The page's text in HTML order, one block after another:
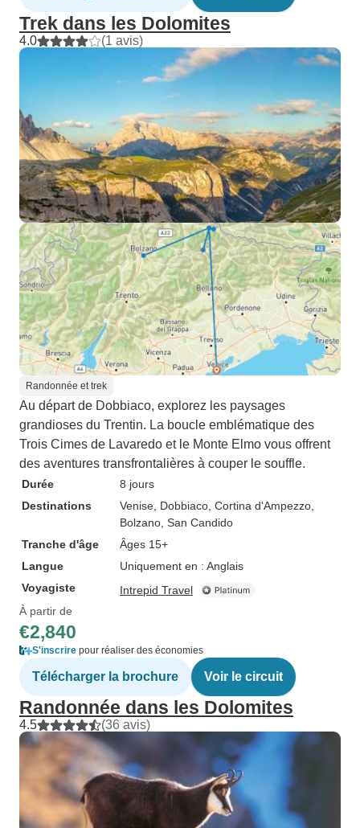
Trek dans les Dolomites
4.0 (1 avis)
Randonnée et trek
Au départ de Dobbiaco, explorez les paysages
grandioses du Trentin. La boucle emblématique des
Trois Cimes de Lavaredo et le Monte Elmo vous offrent
des aventures transfrontalières à couper le souffle.
Durée
8 jours
Destinations
Venise , Dobbiaco , Cortina d'Ampezzo
Bolzano , San Candido
Tranche d'âge
Âges 15+
Langue
Uniquement en : Anglais
Voyagiste
Intrepid Travel
À partir de
€2,840
S'inscrire pour réaliser des économies
Télécharger la brochure Voir le circuit
Randonnée dans les Dolomites
4.5 (36 avis)